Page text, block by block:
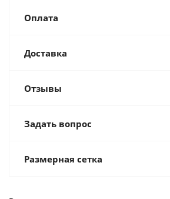
Оплата
Доставка
Отзывы
Задать вопрос
Размерная сетка